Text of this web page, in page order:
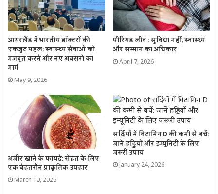
डायबिटीज में ब्लड प्रेशर की समस्या अक्सर लापरवाही बरतने से बढ़
जाती है। जेनरल बॉ़डी चेकअप में शुगर लेवल की भी जांच कराते रहें।
डायबिटीज से ग्रस्त अधिकतर लोगों में किडनी डैमेज होने की आशंका
बनी रहती है। उच्च कोलेस्ट्रॉल, कार्डियोवैस्कुलर डिजीज, डायबिटीज होने
पर खास तौर से किडनी डैमेज होने की संभावना बढ़ जाती है, यदि इन्हें
कंट्रोल में ना रखा जाए।
Tags health lifestyle
आयरलैंड में भारतीय डॉक्टरों की
एकजुट पहल: स्वास्थ्य सेवाओं को
मजबूत करने और नए अवसरों का
मार्ग
May 9, 2026
पीरियड लीव : सुविधा नहीं, स्वास्थ्य
और सम्मान का अधिकार
April 7, 2026
अंजीर खाने के फायदे: सेहत के लिए
एक बेहतरीन प्राकृतिक उपहार
March 10, 2026
सर्दियों में विटामिन D की कमी से बचें:
जानें हड्डियों और इम्यूनिटी के लिए
जरूरी उपाय
January 24, 2026